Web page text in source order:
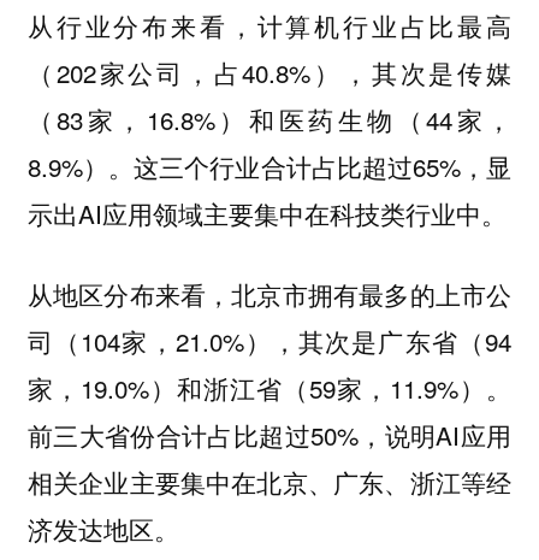
从行业分布来看，计算机行业占比最高
（202家公司，占40.8%），其次是传媒
（83家，16.8%）和医药生物（44家，
8.9%）。这三个行业合计占比超过65%，显
示出AI应用领域主要集中在科技类行业中。
从地区分布来看，北京市拥有最多的上市公
司（104家，21.0%），其次是广东省（94
家，19.0%）和浙江省（59家，11.9%）。
前三大省份合计占比超过50%，说明AI应用
相关企业主要集中在北京、广东、浙江等经
济发达地区。